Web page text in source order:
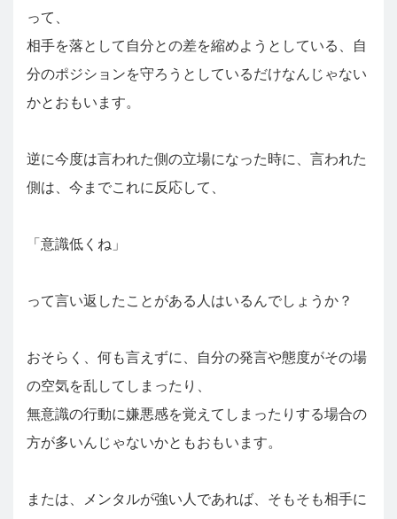
って、
相手を落として自分との差を縮めようとしている、自
分のポジションを守ろうとしているだけなんじゃない
かとおもいます。
逆に今度は言われた側の立場になった時に、言われた
側は、今までこれに反応して、
「意識低くね」
って言い返したことがある人はいるんでしょうか？
おそらく、何も言えずに、自分の発言や態度がその場
の空気を乱してしまったり、
無意識の行動に嫌悪感を覚えてしまったりする場合の
方が多いんじゃないかともおもいます。
または、メンタルが強い人であれば、そもそも相手に